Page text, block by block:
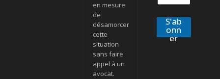
en mesure
de
désamorcer
cette
situation
sans faire
appel à un
avocat.
S'ab
onn
er